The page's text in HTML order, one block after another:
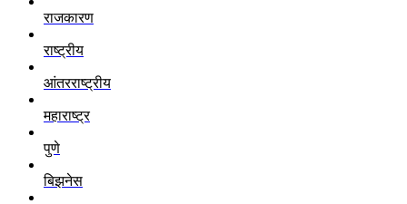
राजकारण
राष्ट्रीय
आंतरराष्ट्रीय
महाराष्ट्र
पुणे
बिझनेस